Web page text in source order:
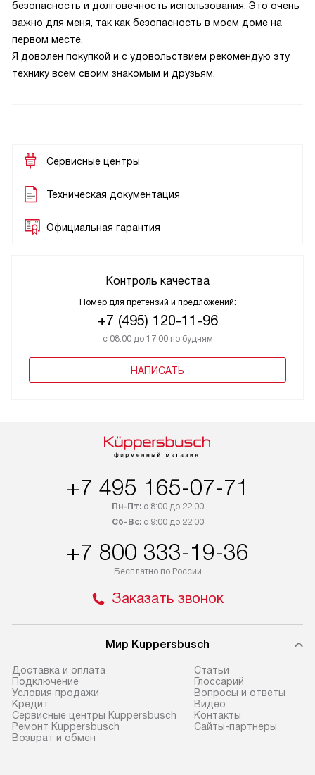
безопасность и долговечность использования. Это очень
важно для меня, так как безопасность в моем доме на
первом месте.
Я доволен покупкой и с удовольствием рекомендую эту
технику всем своим знакомым и друзьям.
Сервисные центры
Техническая документация
Официальная гарантия
Контроль качества
Номер для претензий и предложений:
+7 (495) 120-11-96
с 08:00 до 17:00 по будням
НАПИСАТЬ
+7 495 165-07-71
Пн-Пт:с 8:00 до 22:00
Сб-Вс:с 9:00 до 22:00
+7 800 333-19-36
Бесплатно по России
Заказать звонок
Мир Kuppersbusch
Доставка и оплата
Подключение
Условия продажи
Кредит
Сервисные центры Kuppersbusch
Ремонт Kuppersbusch
Возврат и обмен
Cтатьи
Глоссарий
Вопросы и ответы
Видео
Контакты
Сайты-партнеры